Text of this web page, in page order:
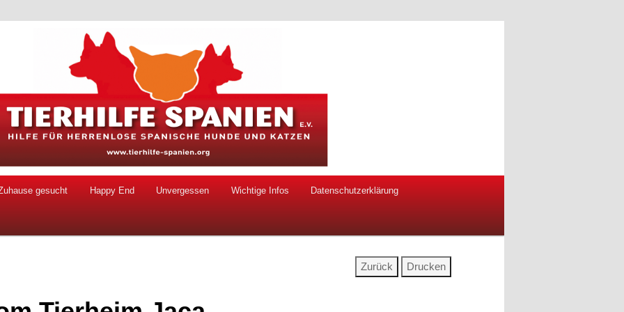
gesucht Happy End Unvergessen Wichtige Infos Datenschutzerklärung